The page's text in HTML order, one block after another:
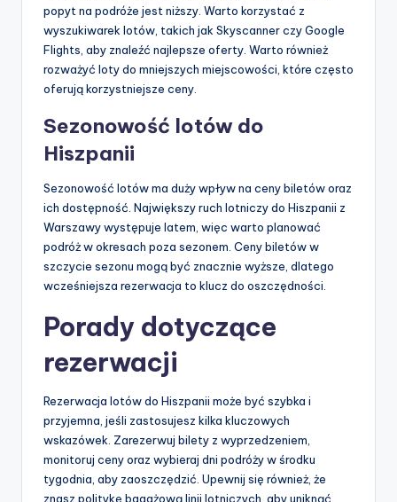
popyt na podróże jest niższy. Warto korzystać z
wyszukiwarek lotów, takich jak Skyscanner czy Google
Flights, aby znaleźć najlepsze oferty. Warto również
rozważyć loty do mniejszych miejscowości, które często
oferują korzystniejsze ceny.
Sezonowość lotów do
Hiszpanii
Sezonowość lotów ma duży wpływ na ceny biletów oraz
ich dostępność. Największy ruch lotniczy do Hiszpanii z
Warszawy występuje latem, więc warto planować
podróż w okresach poza sezonem. Ceny biletów w
szczycie sezonu mogą być znacznie wyższe, dlatego
wcześniejsza rezerwacja to klucz do oszczędności.
Porady dotyczące
rezerwacji
Rezerwacja lotów do Hiszpanii może być szybka i
przyjemna, jeśli zastosujesz kilka kluczowych
wskazówek. Zarezerwuj bilety z wyprzedzeniem,
monitoruj ceny oraz wybieraj dni podróży w środku
tygodnia, aby zaoszczędzić. Upewnij się również, że
znasz politykę bagażową linii lotniczych, aby uniknąć